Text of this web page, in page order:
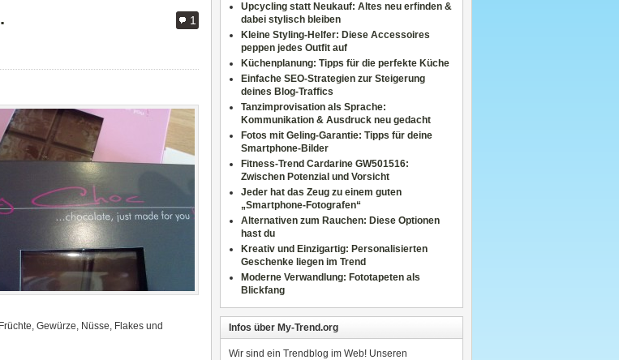
1
Gewürze, Nüsse, Flakes und
Upcycling statt Neukauf: Altes neu erfinden &
dabei stylisch bleiben
Kleine Styling-Helfer: Diese Accessoires
peppen jedes Outfit auf
Küchenplanung: Tipps für die perfekte Küche
Einfache SEO-Strategien zur Steigerung
deines Blog-Traffics
Tanzimprovisation als Sprache:
Kommunikation & Ausdruck neu gedacht
Fotos mit Geling-Garantie: Tipps für deine
Smartphone-Bilder
Fitness-Trend Cardarine GW501516:
Zwischen Potenzial und Vorsicht
Jeder hat das Zeug zu einem guten
„Smartphone-Fotografen“
Alternativen zum Rauchen: Diese Optionen
hast du
Kreativ und Einzigartig: Personalisierten
Geschenke liegen im Trend
Moderne Verwandlung: Fototapeten als
Blickfang
Infos über My-Trend.org
Wir sind ein Trendblog im Web! Unseren